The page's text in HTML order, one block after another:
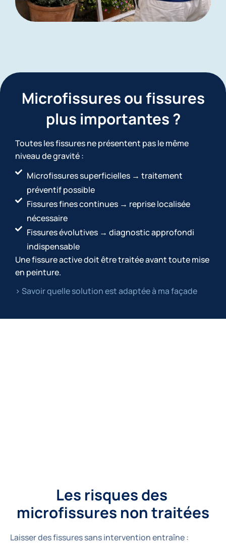
Microfissures ou fissures
plus importantes ?
Toutes les fissures ne présentent pas le même
niveau de gravité :
Microfissures superficielles → traitement
préventif possible
Fissures fines continues → reprise localisée
nécessaire
Fissures évolutives → diagnostic approfondi
indispensable
Une fissure active doit être traitée avant toute mise
en peinture.
> Savoir quelle solution est adaptée à ma façade
Les risques des
microfissures non traitées
Laisser des fissures sans intervention entraîne :